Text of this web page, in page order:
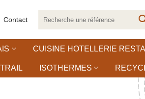
Contact
pour :
CUISINE HOTELLERIE
ISOTHERMES